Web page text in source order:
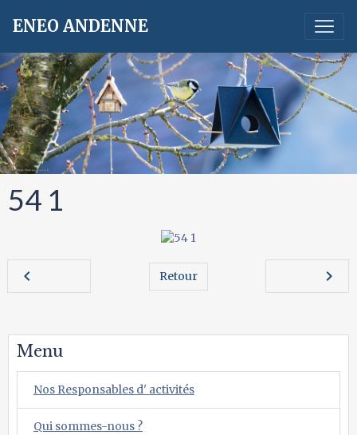
ENEO ANDENNE
54 1
Retour
Menu
Nos Responsables d' activités
Qui sommes-nous ?